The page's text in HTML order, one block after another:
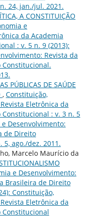
24, jan./jul. 2021.
A CONSTITUIÇÃO
e
da Academia
: v. 5 n. 9 (2013):
Revista da
PÚBLICAS DE SAÚDE
, Constituição,
Eletrônica da
: v. 3 n. 5
Desenvolvimento:
de Direito
ago./dez. 2011.
Marcelo Maurício da
e Desenvolvimento:
Brasileira de Direito
Constituição,
Eletrônica da